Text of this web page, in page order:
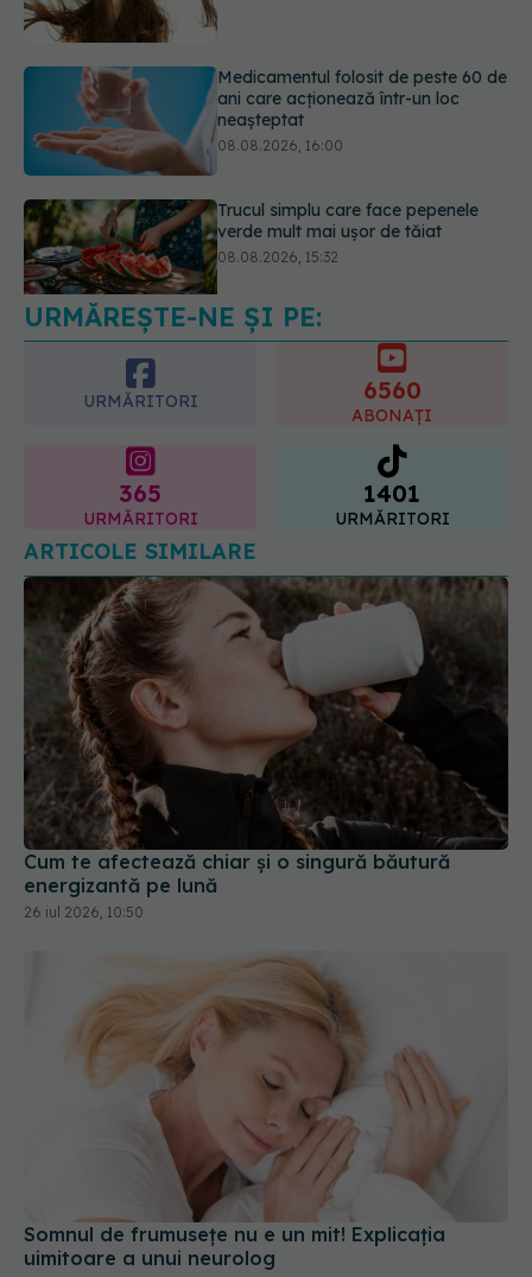
Trucul simplu care face pepenele
verde mult mai ușor de tăiat
08.08.2026, 15:32
Ce poți mânca și ce trebuie să eviți
dacă ai gastrită: exemplu de meniu
care reduce inflamația stomacului
URMĂREȘTE-NE ȘI PE:
URMĂRITORI
365
URMĂRITORI
1401
URMĂRITORI
Cum te afectează chiar și o singură băutură
energizantă pe lună
26 iul 2026, 10:50
Somnul de frumusețe nu e un mit! Explicația
uimitoare a unui neurolog